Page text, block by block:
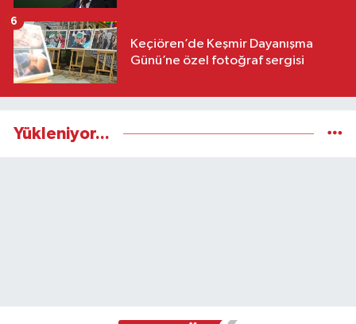
Keçiören’de Keşmir Dayanışma
Günü’ne özel fotoğraf sergisi
6
Yükleniyor...